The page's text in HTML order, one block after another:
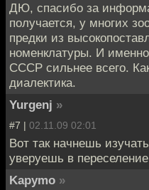
ДЮ, спасибо за
получается, у многих
предки из
номенклатуры. И
СССР сильнее всего.
диалектика.
Yurgenj »
#7 | 02.11.09 02:01
Вот так начнешь
уверуешь в
Kapymo »